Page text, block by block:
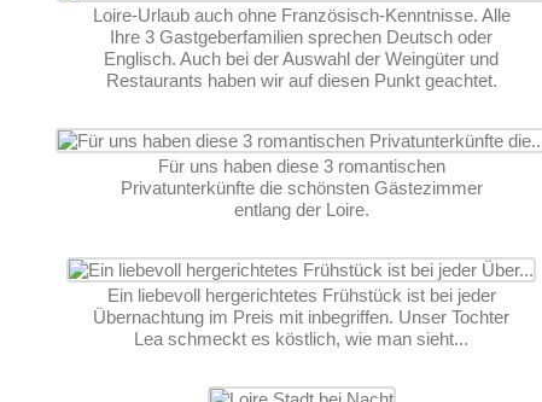
Loire-Urlaub auch ohne Französisch-Kenntnisse. Alle
Ihre 3 Gastgeberfamilien sprechen Deutsch oder
Englisch. Auch bei der Auswahl der Weingüter und
Restaurants haben wir auf diesen Punkt geachtet.
Für uns haben diese 3 romantischen
Privatunterkünfte die schönsten Gästezimmer
entlang der Loire.
Ein liebevoll hergerichtetes Frühstück ist bei jeder
Übernachtung im Preis mit inbegriffen. Unser Tochter
Lea schmeckt es köstlich, wie man sieht...